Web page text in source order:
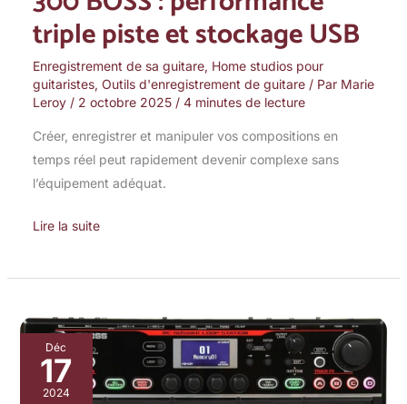
triple piste et stockage USB
Enregistrement de sa guitare, Home studios pour
guitaristes, Outils d'enregistrement de guitare/ Par Marie
Leroy / 2 octobre 2025 / 4 minutes de lecture
Créer, enregistrer et manipuler vos compositions en
temps réel peut rapidement devenir complexe sans
l’équipement adéquat.
piste
et
stockage
USB
Lire la suite
Déc
17
2024
Test
du
BOSS